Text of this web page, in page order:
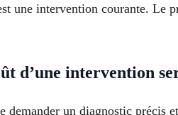
une intervention courante.
d’une intervention
un diagnostic précis